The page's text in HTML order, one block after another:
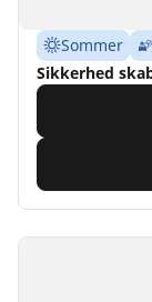
Sommer
Sikkerhed